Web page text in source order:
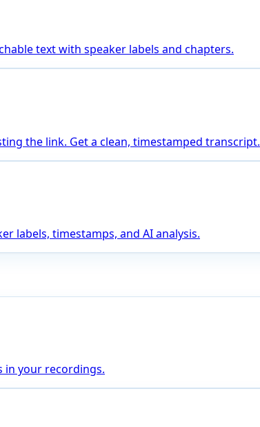
text with speaker labels and chapters.
the link. Get a clean, timestamped transcript.
labels, timestamps, and AI analysis.
in your recordings.